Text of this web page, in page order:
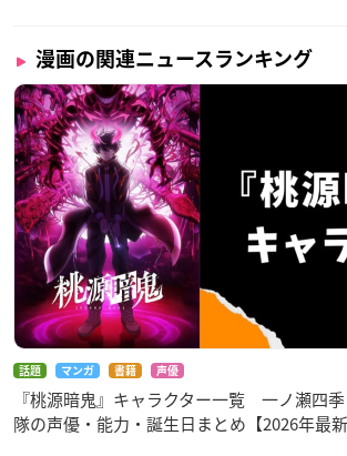
漫画の関連ニュースランキング
話題 マンガ 書籍 声優
『桃源暗鬼』キャラクター一覧 一ノ瀬四
隊の声優・能力・誕生日まとめ【2026年最新